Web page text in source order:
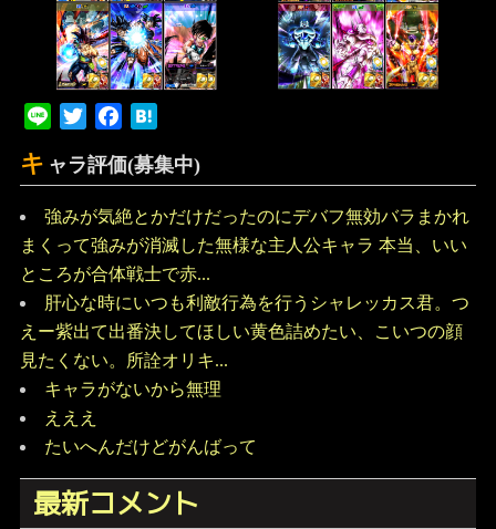
Line Twitter Facebook
キ ャラ評価(募集中)
強みが気絶とかだけだったのにデバフ無効バラまかれ
まくって強みが消滅した無様な主人公キャラ 本当、いい
ところが合体戦士で赤...
肝心な時にいつも利敵行為を行うシャレッカス君。つ
えー紫出て出番決してほしい黄色詰めたい、こいつの顔
見たくない。所詮オリキ...
キャラがないから無理
えええ
たいへんだけどがんばって
最新コメント